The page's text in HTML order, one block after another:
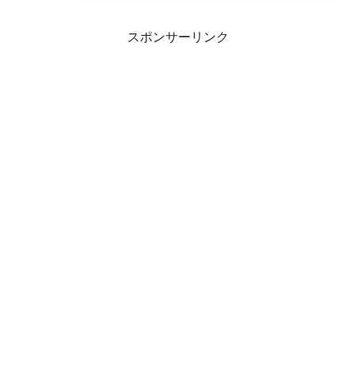
スポンサーリンク